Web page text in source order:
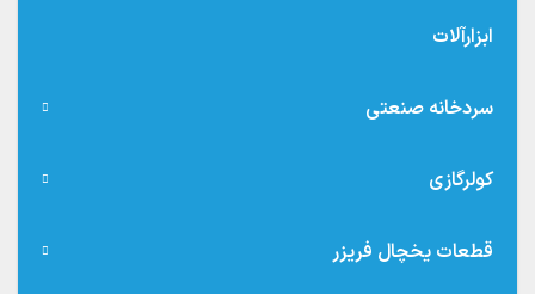
ابزارآلات
سردخانه صنعتی
کولرگازی
قطعات یخچال فریزر